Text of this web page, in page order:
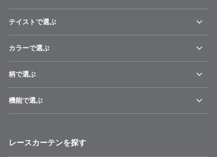
テイストで選ぶ
カラーで選ぶ
柄で選ぶ
機能で選ぶ
レースカーテンを探す